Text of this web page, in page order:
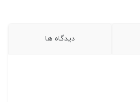
دیدگاه ها